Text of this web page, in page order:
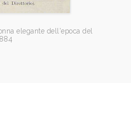
elegante dell'epoca del